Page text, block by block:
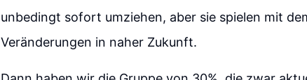
unbedingt sofort umziehen, aber sie spielen mit
Veränderungen in naher Zukunft.